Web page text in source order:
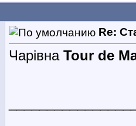
Re:
Чарівна Tour de